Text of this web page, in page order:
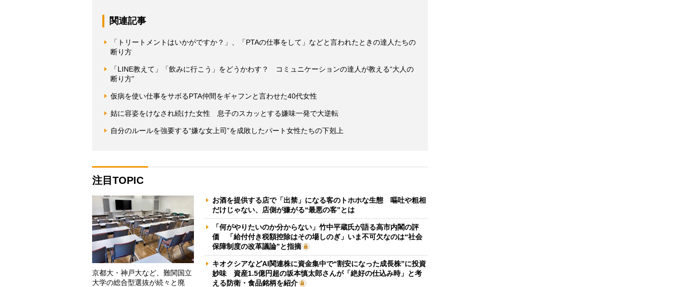
関連記事
「トリートメントはいかがですか？」、「PTAの仕事をして」などと言われたときの達人たちの
断り方
「LINE教えて」「飲みに行こう」をどうかわす？ コミュニケーションの達人が教える“大人の
断り方”
仮病を使い仕事をサボるPTA仲間をギャフンと言わせた40代女性
姑に容姿をけなされ続けた女性 息子のスカッとする嫌味一発で大逆転
自分のルールを強要する“嫌な女上司”を成敗したパート女性たちの下剋上
注目TOPIC
京都大・神戸大など、難関国立
大学の総合型選抜が続々と廃
お酒を提供する店で「出禁」になる客のトホホな生態 嘔吐や粗相
だけじゃない、店側が嫌がる“最悪の客”とは
「何がやりたいのか分からない」竹中平蔵氏が語る高市内閣の評
価 「給付付き税額控除はその場しのぎ」いま不可欠なのは“社会
保障制度の改革議論”と指摘
キオクシアなどAI関連株に資金集中で“割安になった成長株”に投資
妙味 資産1.5億円超の坂本慎太郎さんが「絶好の仕込み時」と考
える防衛・食品銘柄を紹介